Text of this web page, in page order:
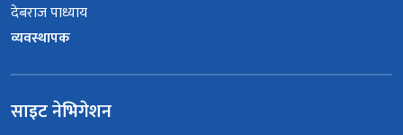
देबराज पाध्याय
व्यवस्थापक
साइट नेभिगेशन